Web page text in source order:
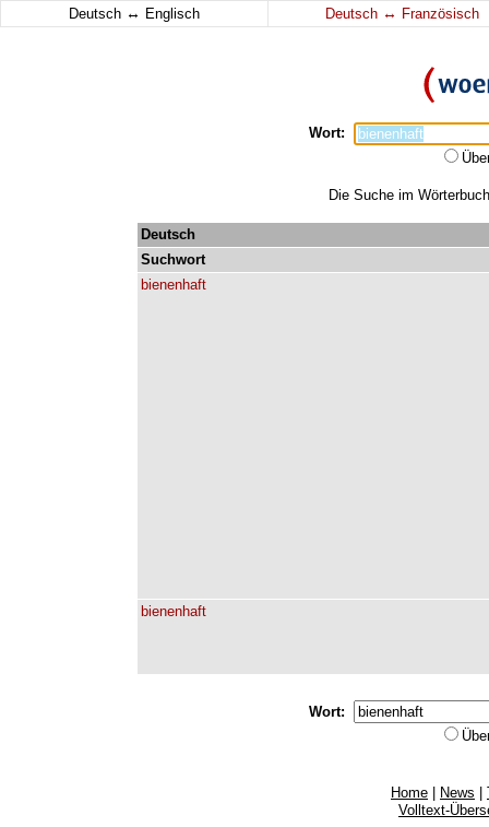
Deutsch ↔ Englisch Deutsch ↔ Französisch
Wort:
Die Suche im
Deutsch
Suchwort
bienenhaft
bienenhaft
Wort:
Home News
Volltext-